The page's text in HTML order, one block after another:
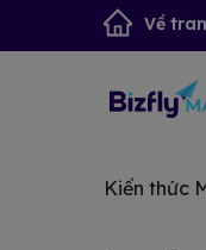
Về
Kiến thức